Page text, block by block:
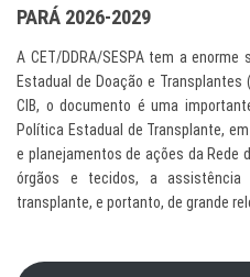
PARÁ 2026-2029
A CET/DDRA/SESPA tem a
Estadual de Doação e Transplantes
CIB, o documento é uma
Política Estadual de Transplante,
e planejamentos de ações da Rede
órgãos e tecidos, a
transplante, e portanto, de grande